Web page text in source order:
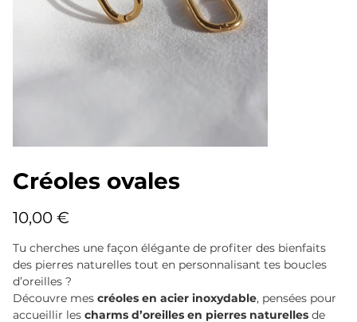
Créoles ovales
10,00 €
Tu cherches une façon élégante de profiter des bienfaits
des pierres naturelles tout en personnalisant tes boucles
d’oreilles ?
Découvre mes créoles en acier inoxydable, pensées pour
accueillir les charms d’oreilles en pierres naturelles de